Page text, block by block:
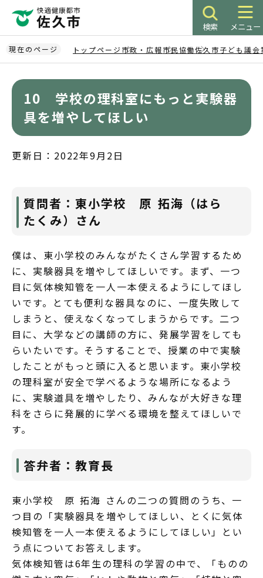
ペ
ー
ジ
検索 メニュー
現在のページ トップページ 市政・広報市民協働佐久市子ども議会
10 学校の理科室にもっと実験器
具を増やしてほしい
更新日：2022年9月2日
質問者：東小学校 原 拓海（はら
たくみ）さん
僕は、東小学校のみんながたくさん学習するため
に、実験器具を増やしてほしいです。まず、一つ
目に気体検知管を一人一本使えるようにしてほし
いです。とても便利な器具なのに、一度失敗して
しまうと、使えなくなってしまうからです。二つ
目に、大学などの講師の方に、発展学習をしても
らいたいです。そうすることで、授業の中で実験
したことがもっと頭に入ると思います。東小学校
の理科室が安全で学べるような場所になるよう
に、実験道具を増やしたり、みんなが大好きな理
科をさらに発展的に学べる環境を整えてほしいで
す。
答弁者：教育長
東小学校 原 拓海 さんの二つの質問のうち、一
つ目の「実験器具を増やしてほしい、とくに気体
検知管を一人一本使えるようにしてほしい」とい
う点についてお答えします。
気体検知管は6年生の理科の学習の中で、「ものの